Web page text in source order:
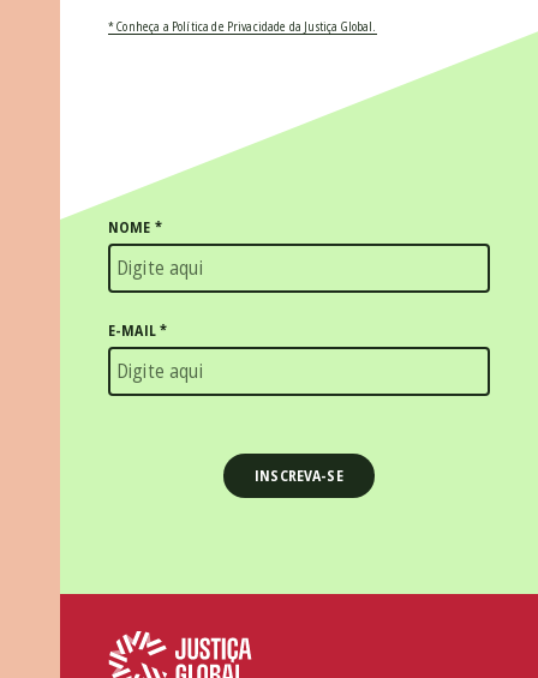
* Conheça a Política de Privacidade da Justiça Global.
NOME *
E-MAIL*